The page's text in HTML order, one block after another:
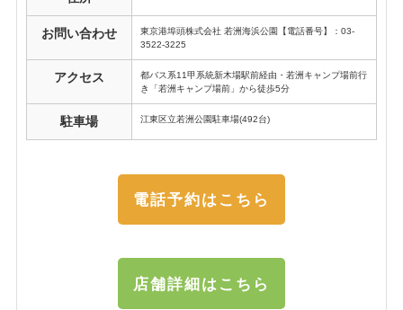
お問い合わせ
東京港埠頭株式会社 若洲海浜公園【電話番号】：03-
3522-3225
アクセス
都バス系11甲系統新木場駅前経由・若洲キャンプ場前行
き「若洲キャンプ場前」から徒歩5分
駐車場 江東区立若洲公園駐車場(492台)
電話予約はこちら
店舗詳細はこちら